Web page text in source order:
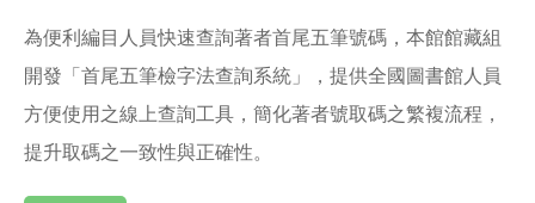
o
k
為便利編目人員快速查詢著者首尾五筆號碼，本館館藏組
開發「首尾五筆檢字法查詢系統」，提供全國圖書館人員
方便使用之線上查詢工具，簡化著者號取碼之繁複流程，
提升取碼之一致性與正確性。